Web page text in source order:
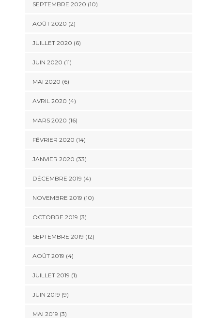
SEPTEMBRE 2020 (10)
AOÛT 2020 (2)
JUILLET 2020 (6)
JUIN 2020 (11)
MAI 2020 (6)
AVRIL 2020 (4)
MARS 2020 (16)
FÉVRIER 2020 (14)
JANVIER 2020 (33)
DÉCEMBRE 2019 (4)
NOVEMBRE 2019 (10)
OCTOBRE 2019 (3)
SEPTEMBRE 2019 (12)
AOÛT 2019 (4)
JUILLET 2019 (1)
JUIN 2019 (9)
MAI 2019 (3)